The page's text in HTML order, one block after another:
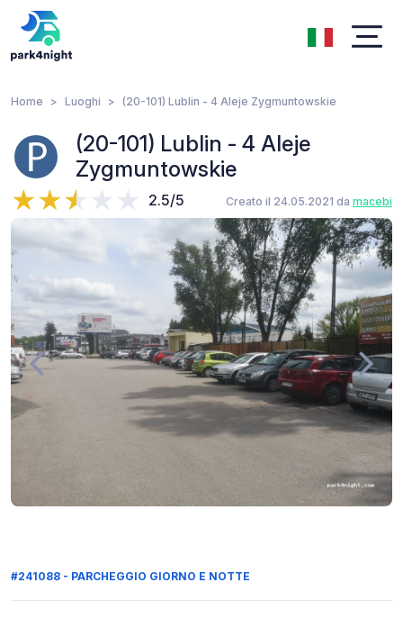
Home Luoghi (20-101) Lublin - 4 Aleje Zygmuntowskie
(20-101) Lublin - 4 Aleje
Zygmuntowskie
2.5/5 Creato il 24.05.2021 da macebi
#241088 - PARCHEGGIO GIORNO E NOTTE